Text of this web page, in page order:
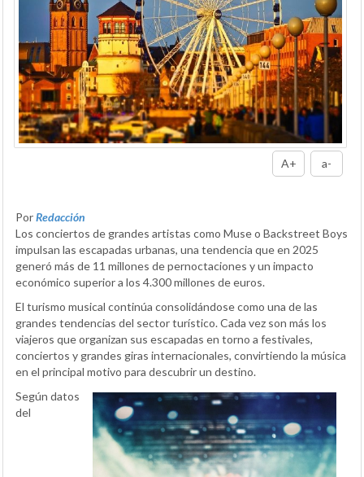
A+ a-
PorRedacción
Los conciertos de grandes artistas como Muse o Backstreet Boys
impulsan las escapadas urbanas, una tendencia que en 2025
generó más de 11 millones de pernoctaciones y un impacto
económico superior a los 4.300 millones de euros.
El turismo musical continúa consolidándose como una de las
grandes tendencias del sector turístico. Cada vez son más los
viajeros que organizan sus escapadas en torno a festivales,
conciertos y grandes giras internacionales, convirtiendo la música
en el principal motivo para descubrir un destino.
Según datos
del